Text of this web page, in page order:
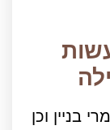
בניין וכן